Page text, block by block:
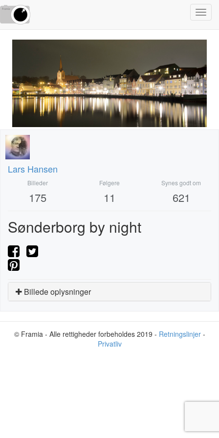
Lars Hansen
Billeder
175
Følgere
11
Synes godt om
621
Sønderborg by night
Billede oplysninger
© Framia - Alle rettigheder forbeholdes 2019 - Retningslinjer-
Privatliv